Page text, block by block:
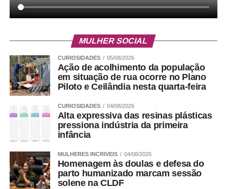
MULHER SOCIAL
CURIOSIDADES 05/08/2026
Ação de acolhimento da população
em situação de rua ocorre no Plano
Piloto e Ceilândia nesta quarta-feira
CURIOSIDADES 04/08/2026
Alta expressiva das resinas plásticas
pressiona indústria da primeira
infância
MULHERES INCRIVEIS 04/08/2026
Homenagem às doulas e defesa do
parto humanizado marcam sessão
solene na CLDF